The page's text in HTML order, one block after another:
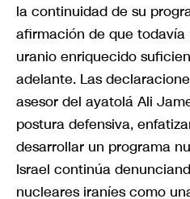
la continuidad de su
afirmación de que todavía
uranio enriquecido
adelante. Las
asesor del ayatolá Ali
postura defensiva,
desarrollar un programa
Israel continúa
nucleares iraníes como